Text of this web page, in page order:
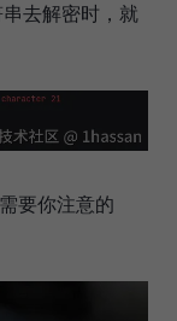
去解密时，就
要你注意的